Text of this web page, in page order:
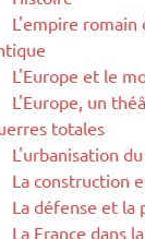
L'empire romain
L'Europe et le
L'Europe, un
totales
L'urbanisation
La construction
La défense et la
La France dans